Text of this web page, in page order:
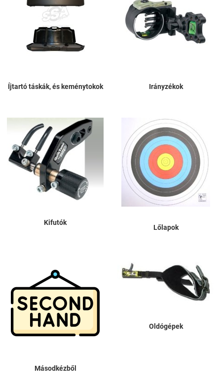
Íjtartó táskák, és keménytokok Irányzékok
Kifutók
Lőlapok
Másodkézből
Oldógépek